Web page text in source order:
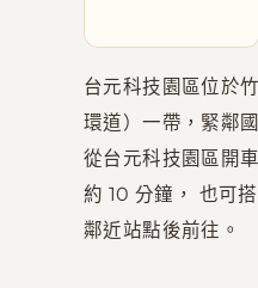
台元科技園區位於
環道）一帶，緊鄰
從台元科技園區開
約 10 分鐘， 也可
鄰近站點後前往。